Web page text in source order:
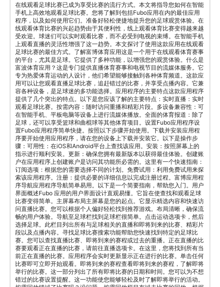
在线观看足球比赛已成为享受比赛的流行方式。本文将指导您如何在智能
手机上高效地观看足球比赛。您将了解到包括Fubo应用在内的最佳应用
程序，以及如何使用它们。准备好轻松便捷地提升您的足球观赏体验。在
线观看体育比赛的兴起趋势由于其便利性，线上观看体育比赛变得越来越
受欢迎。球迷们可以实时观看比赛，而不必受到电视的束缚。在智能手机
上观看直播的灵活性增强了这一趋势。本文探讨了使用这款应用在线观看
足球比赛的最佳方式。了解富博体育应用这是一个用于在线观看体育赛事
的平台，尤其是足球。它提供了多种功能，以增强您的观赏体验。什么是
富波体育应用？这是专门提供直播体育赛事和电视节目的流媒体服务。它
专为热爱体育运动的人设计，他们希望能够接触到各种体育频道。这款应
用可以让您观看直播足球比赛，追赶错过的比赛，并享受点播内容。它兼
容各种设备，是足球迷的多功能选择。应用程序的主要特点这款应用程序
提供了几个突出的特点。以下是您应该了解的主要特点：实时直播：实时
观看足球比赛。按需内容：随时访问重播和精彩片段。多设备兼容性：可
在智能手机、平板电脑等设备上进行流媒体播放。全面的体育报道：除了
足球，还可以享受篮球和曲棍球等其他体育项目。设置Fubo应用程序设
置Fubo应用程序简单快捷。按照以下步骤开始使用。下载并安装应用程
序要开始使用应用程序，请在您的设备上下载并安装它。以下是操作步
骤：可用性：在iOS和Android平台上查找该应用。安装：按照屏幕上的
指示进行顺利安装。更新：确保您拥有最新版本以获得最佳体验。创建账
户在应用程序上创建账户是访问其功能所必需的。这里有一个快速指南：
订阅选项：根据您的需要选择不同的计划。免费试用：利用免费试用来探
索该应用程序。注册：提供必要的详细信息以完成注册过程。富博应用程
序导航应用程序导航简单易用。以下是一个简要指南，帮助您入门。用户
界面概述Fubo 应用的用户界面设计直观易懂。它旨在使查找和观看足球
比赛变得简单。主屏幕布局主屏幕是您的起点。它显示精选内容和快速访
问直播比赛。您可以根据个人偏好轻松找到推荐游戏。布局清晰，确保流
畅的用户体验。导航至足球栏找到足球栏很简单。点击运动选项卡，然后
选择足球。此栏目列出所有与足球相关的直播和即将到来的比赛、精彩片
段以及点播内容。寻找足球比赛搜索功能帮助您快速找到特定的足球比
赛。您可以查找直播比赛、即将到来的赛程或过去的重播。正在直播的比
赛要观看正在直播的比赛，请前往直播选项卡。在这里，您将找到所有当
前正在直播的比赛。应用程序会实时更新显示正在进行的比赛。单击任何
比赛即可立即开始观看。即将到来的赛程查看即将到来的赛程，了解即将
举行的比赛。这一部分列出了所有即将比赛的日期和时间。您可以为不想
错过的比赛设置提醒。这一功能使您能够轻松及时了解即将举行的活动。